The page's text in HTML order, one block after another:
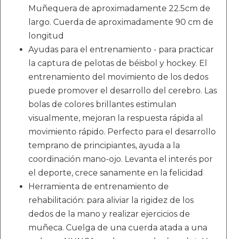
Muñequera de aproximadamente 22.5cm de
largo. Cuerda de aproximadamente 90 cm de
longitud
Ayudas para el entrenamiento - para practicar
la captura de pelotas de béisbol y hockey. El
entrenamiento del movimiento de los dedos
puede promover el desarrollo del cerebro. Las
bolas de colores brillantes estimulan
visualmente, mejoran la respuesta rápida al
movimiento rápido. Perfecto para el desarrollo
temprano de principiantes, ayuda a la
coordinación mano-ojo. Levanta el interés por
el deporte, crece sanamente en la felicidad
Herramienta de entrenamiento de
rehabilitación: para aliviar la rigidez de los
dedos de la mano y realizar ejercicios de
muñeca. Cuelga de una cuerda atada a una